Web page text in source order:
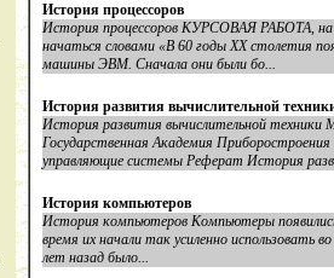
История процессоров
История процессоров КУРСОВАЯ РАБОТА, на
начаться словами «В 60 годы ХХ столетия
машины ЭВМ. Сначала они были бо...
История развития вычислительной
История развития вычислительной техники
Государственная Академия
управляющие системы Реферат История
История компьютеров
История компьютеров Компьютеpы
вpемя их начали так усиленно использовать
лет назад было...